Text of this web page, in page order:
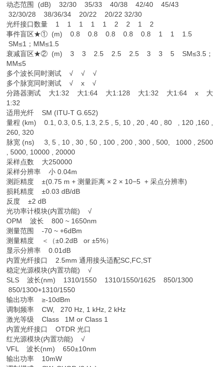
动态范围 (dB) 32/30 35/33 40/38 42/40 45/43
32/30/28 38/36/34 20/22 20/22 32/30
光纤接口数量 1 1 1 1 1 2 2 1 2
事件盲区★① (m) 0.8 0.8 0.8 0.8 0.8 1 1 1.5
SM≤1；MM≤1.5
衰减盲区★② (m) 3 3 2.5 2.5 2.5 3 3 5 SM≤3.5；
MM≤5
多个波长同时测试 √ √ √
多个脉宽同时测试 √ x √
分路器测试 大1:32 大1:64 大1:128 大1:32 大1:64 x 大
1:32
适用光纤 SM (ITU-T G.652)
量程 (km) 0.1, 0.3, 0.5, 1.3, 2.5 , 5, 10 , 20 , 40 , 80 , 120 ,160 ,
260, 320
脉宽 (ns) 3, 5 , 10 , 30 , 50 , 100 , 200 , 300 , 500, 1000 , 2500
, 5000, 10000 , 20000
采样点数 大250000
采样分辨率 小 0.04m
测距精度 ±(0.75 m + 测量距离 × 2 × 10−5 + 采点分辨率)
损耗精度 ±0.03 dB/dB
反度 ±2 dB
光功率计模块(内置功能) √
OPM 波长 800 ~ 1650nm
测量范围 -70 ~ +6dBm
测量精度 ＜（±0.2dB or ±5%）
显示分辨率 0.01dB
内置光纤接口 2.5mm 通用接头适配SC,FC,ST
稳定光源模块(内置功能) √
SLS 波长(nm) 1310/1550 1310/1550/1625 850/1300
850/1300+1310/1550
输出功率 ≥-10dBm
调制频率 CW, 270 Hz, 1 kHz, 2 kHz
激光等级 Class 1M or Class 1
内置光纤接口 OTDR 光口
红光源模块(内置功能) √
VFL 波长(nm) 650±10nm
输出功率 10mW